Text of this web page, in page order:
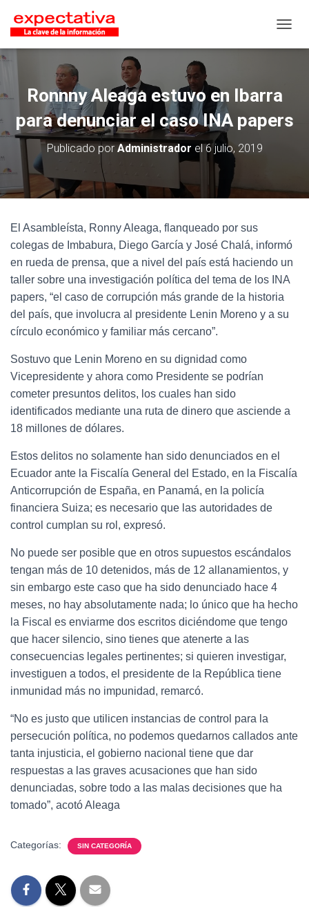
Ronnny Aleaga estuvo en Ibarra
para denunciar el caso INA papers
Publicado porAdministrador el6 julio, 2019
El Asambleísta, Ronny Aleaga, flanqueado por sus
colegas de Imbabura, Diego García y José Chalá, informó
en rueda de prensa, que a nivel del país está haciendo un
taller sobre una investigación política del tema de los INA
papers, “el caso de corrupción más grande de la historia
del país, que involucra al presidente Lenin Moreno y a su
círculo económico y familiar más cercano”.
Sostuvo que Lenin Moreno en su dignidad como
Vicepresidente y ahora como Presidente se podrían
cometer presuntos delitos, los cuales han sido
identificados mediante una ruta de dinero que asciende a
18 millones de dólares.
Estos delitos no solamente han sido denunciados en el
Ecuador ante la Fiscalía General del Estado, en la Fiscalía
Anticorrupción de España, en Panamá, en la policía
financiera Suiza; es necesario que las autoridades de
control cumplan su rol, expresó.
No puede ser posible que en otros supuestos escándalos
tengan más de 10 detenidos, más de 12 allanamientos, y
sin embargo este caso que ha sido denunciado hace 4
meses, no hay absolutamente nada; lo único que ha hecho
la Fiscal es enviarme dos escritos diciéndome que tengo
que hacer silencio, sino tienes que atenerte a las
consecuencias legales pertinentes; si quieren investigar,
investiguen a todos, el presidente de la República tiene
inmunidad más no impunidad, remarcó.
“No es justo que utilicen instancias de control para la
persecución política, no podemos quedarnos callados ante
tanta injusticia, el gobierno nacional tiene que dar
respuestas a las graves acusaciones que han sido
denunciadas, sobre todo a las malas decisiones que ha
tomado”, acotó Aleaga
Categorías: SIN CATEGORÍA